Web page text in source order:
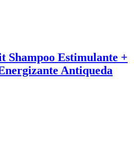
Shampoo Estimulante +
Antiqueda